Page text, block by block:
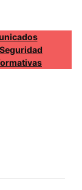
Seguridad